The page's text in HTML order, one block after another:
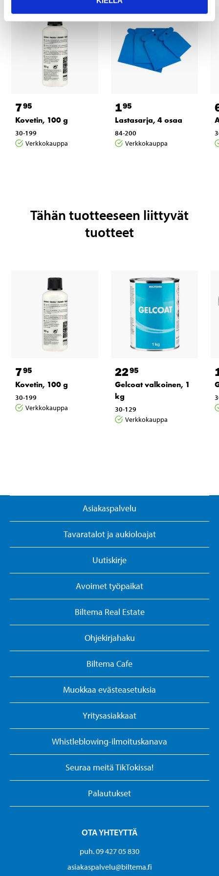
795
Kovetin, 100 g
30-199
Verkkokauppa
195
Lastasarja, 4 osaa
84-200
Verkkokauppa
Tähän tuotteeseen liittyvät
tuotteet
795
Kovetin, 100 g
30-199
Verkkokauppa
2295
Gelcoat valkoinen, 1
kg
30-129
Verkkokauppa
Asiakaspalvelu
Tavaratalot ja aukioloajat
Uutiskirje
Avoimet työpaikat
Biltema Real Estate
Ohjekirjahaku
Biltema Cafe
Muokkaa evästeasetuksia
Yritysasiakkaat
Whistleblowing-ilmoituskanava
Seuraa meitä TikTokissa!
Palautukset
OTA YHTEYTTÄ
puh. 09 427 05 830
asiakaspalvelu@biltema.fi